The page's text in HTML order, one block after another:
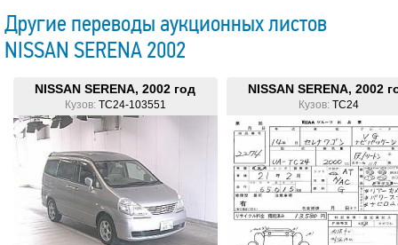
Другие переводы аукционных листов
NISSAN SERENA 2002
NISSAN SERENA, 2002 год
Кузов: TC24-103551
NISSAN SERENA, 2002
Кузов: TC24